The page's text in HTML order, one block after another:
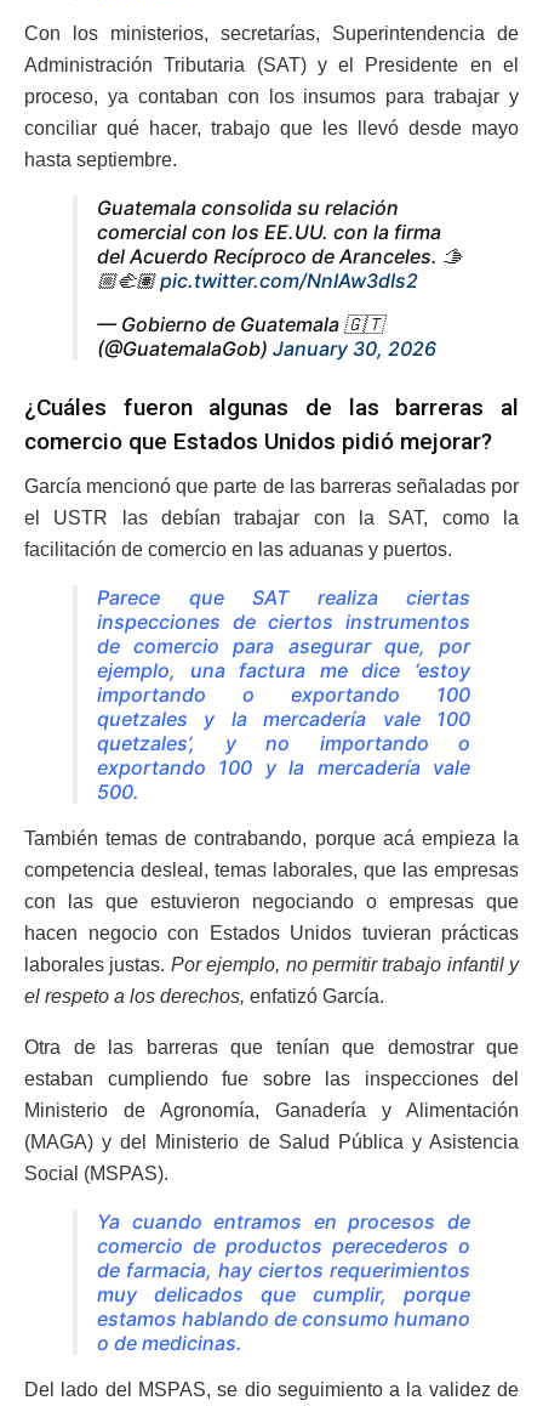
Con los ministerios, secretarías, Superintendencia de
Administración Tributaria (SAT) y el Presidente en el
proceso, ya contaban con los insumos para trabajar y
conciliar qué hacer, trabajo que les llevó desde mayo
hasta septiembre.
Guatemala consolida su relación
comercial con los EE.UU. con la firma
del Acuerdo Recíproco de Aranceles. 🫱
🏼‍🫲🏽pic.twitter.com/NnIAw3dIs2
— Gobierno de Guatemala 🇬🇹
(@GuatemalaGob) January 30, 2026
¿Cuáles fueron algunas de las barreras al
comercio que Estados Unidos pidió mejorar?
García mencionó que parte de las barreras señaladas por
el USTR las debían trabajar con la SAT, como la
facilitación de comercio en las aduanas y puertos.
Parece que SAT realiza ciertas
inspecciones de ciertos instrumentos
de comercio para asegurar que, por
ejemplo, una factura me dice ‘estoy
importando o exportando 100
quetzales y la mercadería vale 100
quetzales’, y no importando o
exportando 100 y la mercadería vale
500.
También temas de contrabando, porque acá empieza la
competencia desleal, temas laborales, que las empresas
con las que estuvieron negociando o empresas que
hacen negocio con Estados Unidos tuvieran prácticas
laborales justas. Por ejemplo, no permitir trabajo infantil y
el respeto a los derechos, enfatizó García.
Otra de las barreras que tenían que demostrar que
estaban cumpliendo fue sobre las inspecciones del
Ministerio de Agronomía, Ganadería y Alimentación
(MAGA) y del Ministerio de Salud Pública y Asistencia
Social (MSPAS).
Ya cuando entramos en procesos de
comercio de productos perecederos o
de farmacia, hay ciertos requerimientos
muy delicados que cumplir, porque
estamos hablando de consumo humano
o de medicinas.
Del lado del MSPAS, se dio seguimiento a la validez de